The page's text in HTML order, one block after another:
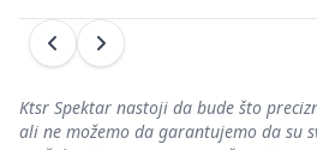
Prethodni
Sledeći
Ktsr Spektar nastoji da bude što
ali ne možemo da garantujemo da su